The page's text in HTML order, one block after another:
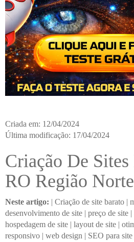
Criada em: 12/04/2024
Última modificação: 17/04/2024
Criação De
RO Região Norte
Neste artigo: | Criação de site barato |
desenvolvimento de site | preço de site |
hospedagem de site | layout de site |
responsivo | web design | SEO para site